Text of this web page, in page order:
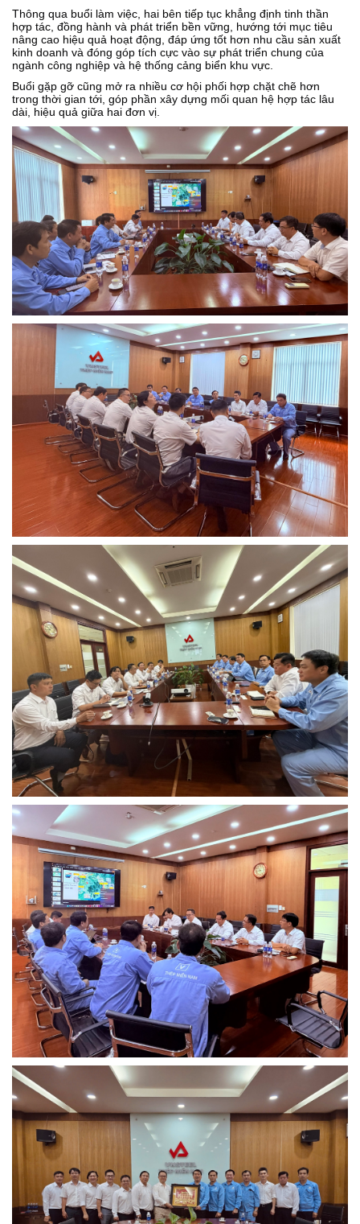
Thông qua buổi làm việc, hai bên tiếp tục khẳng định tinh thần
hợp tác, đồng hành và phát triển bền vững, hướng tới mục tiêu
nâng cao hiệu quả hoạt động, đáp ứng tốt hơn nhu cầu sản xuất
kinh doanh và đóng góp tích cực vào sự phát triển chung của
ngành công nghiệp và hệ thống cảng biển khu vực.
Buổi gặp gỡ cũng mở ra nhiều cơ hội phối hợp chặt chẽ hơn
trong thời gian tới, góp phần xây dựng mối quan hệ hợp tác lâu
dài, hiệu quả giữa hai đơn vị.